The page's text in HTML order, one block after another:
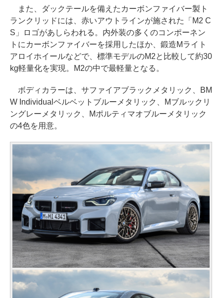
また、ダックテールを備えたカーボンファイバー製ト
ランクリッドには、赤いアウトラインが施された「M2 C
S」ロゴがあしらわれる。内外装の多くのコンポーネン
トにカーボンファイバーを採用したほか、鍛造Mライト
アロイホイールなどで、標準モデルのM2と比較して約30
kg軽量化を実現。M2の中で最軽量となる。
ボディカラーは、サファイアブラックメタリック、BM
W Individualベルベットブルーメタリック、Mブルックリ
ングレーメタリック、Mポルティマオブルーメタリック
の4色を用意。